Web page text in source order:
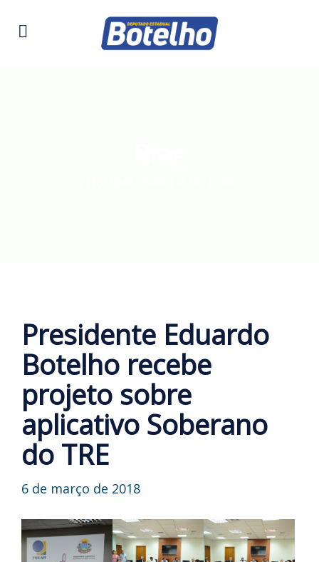
Presidente Eduardo
Botelho recebe
projeto sobre
aplicativo Soberano
do TRE
6 de março de 2018